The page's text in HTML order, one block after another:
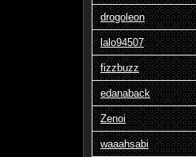
drogoleon
lalo94507
fizzbuzz
edanaback
Zenoi
waaahsabi